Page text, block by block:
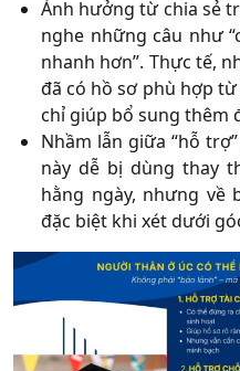
Ảnh hưởng từ chia sẻ
nghe những câu như
nhanh hơn”. Thực tế,
đã có hồ sơ phù hợp
chỉ giúp bổ sung thêm
Nhầm lẫn giữa “hỗ
này dễ bị dùng thay
hằng ngày, nhưng về
đặc biệt khi xét dưới